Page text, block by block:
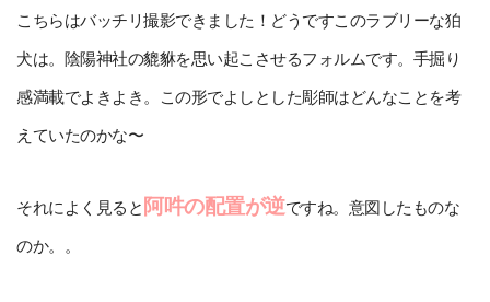
こちらはバッチリ撮影できました！どうですこのラブリーな狛
犬は。陰陽神社の貔貅を思い起こさせるフォルムです。手掘り
感満載でよきよき。この形でよしとした彫師はどんなことを考
えていたのかな〜
それによく見ると 阿吽の配置が逆ですね。意図したものな
のか。。